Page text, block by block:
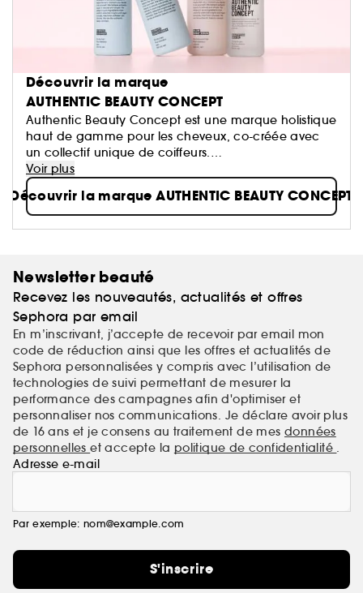
Découvrir la marque
AUTHENTIC BEAUTY CONCEPT
Authentic Beauty Concept est une marque holistique
haut de gamme pour les cheveux, co-créée avec
un collectif unique de coiffeurs.
Nous croyons aux ingrédients avec des origins
soigneusement sélectionnées et des formules
véganes(1), sans tensioactifs sulfatés(2)ni silicones.
Nous pensons qu'une beauté authentique est
La beauté authentique de vos cheveux commence
ici!
(1)sans ingrédients d'origine animale.
(2)pouvant habituellement être présents dans les
formules des Bains.
Voir plus
Découvrir la marque AUTHENTIC BEAUTY CONCEPT
Newsletter beauté
Recevez les nouveautés, actualités et offres
Sephora par email
En m’inscrivant, j’accepte de recevoir par email mon
code de réduction ainsi que les offres et actualités de
Sephora personnalisées y compris avec l’utilisation de
technologies de suivi permettant de mesurer la
performance des campagnes afin d'optimiser et
personnaliser nos communications. Je déclare avoir plus
de 16 ans et je consens au traitement de mes données
personnelleset accepte la politique de confidentialité .
Adresse e-mail
Par exemple: nom@example.com
S'inscrire